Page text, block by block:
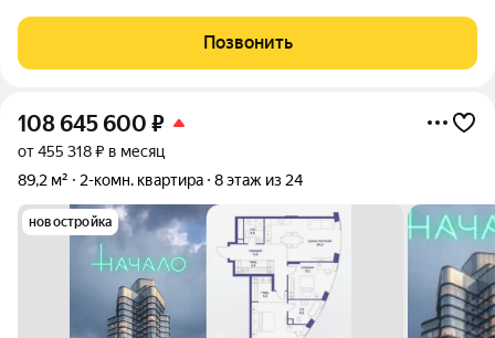
из лучших корпусов жилого комплекса бизнес-класса
«Триколор». Расположена на 36-м этаже
Позвонить
108 645 600 ₽
от 455 318 ₽ в месяц
89,2 м²
2-комн. квартира 8 этаж из 24
новостройка